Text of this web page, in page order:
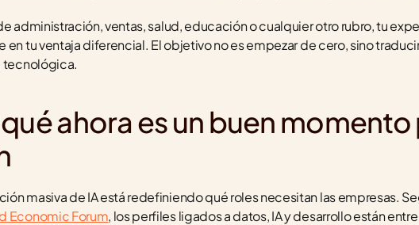
administración, ventas, salud, educación o cualquier otro rubro, tu
en tu ventaja diferencial. El objetivo no es empezar de cero, sino
tecnológica.
ahora es un buen momento
masiva de IA está redefiniendo qué roles necesitan las empresas.
Economic Forum, los perfiles ligados a datos, IA y desarrollo están